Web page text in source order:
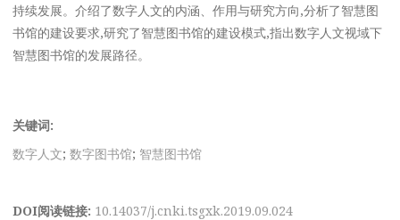
持续发展。介绍了数字人文的内涵、作用与研究方向,分析了智慧图
书馆的建设要求,研究了智慧图书馆的建设模式,指出数字人文视域下
智慧图书馆的发展路径。
关键词:
数字人文;数字图书馆; 智慧图书馆
DOI阅读链接: 10.14037/j.cnki.tsgxk.2019.09.024